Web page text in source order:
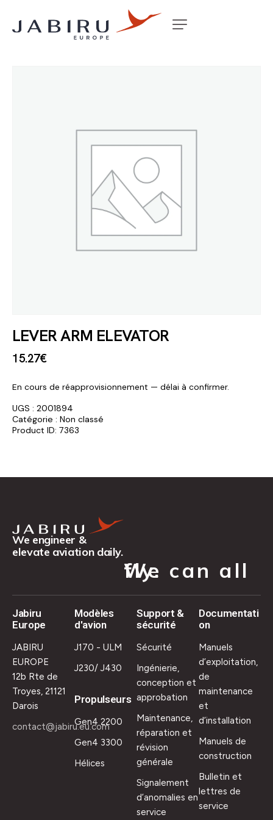
Accueil Non classé
LEVER ARM ELEVATOR
15.27€
En cours de réapprovisionnement — délai à confirmer.
UGS : 2001894
Catégorie : Non classé
Product ID: 7363
We engineer &
elevate aviation daily.
We can all fly.
Jabiru
Europe
JABIRU
EUROPE
12b Rte de
Troyes, 21121
Darois
contact@jabiru.eu.com
Modèles
d'avion
J170 - ULM
J230/ J430
Propulseurs
Gen4 2200
Gen4 3300
Hélices
Support &
sécurité
Sécurité
Ingénierie,
conception et
approbation
Maintenance,
réparation et
révision
générale
Signalement
d’anomalies en
service
Documentati
on
Manuels
d’exploitation,
de
maintenance
et
d’installation
Manuels de
construction
Bulletin et
lettres de
service